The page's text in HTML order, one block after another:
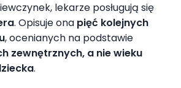
lekarze posługują się
. Opisuje ona pięć kolejnych
, ocenianych na podstawie
zewnętrznych, a nie wieku
.